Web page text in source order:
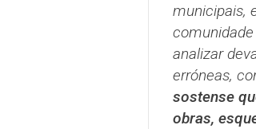
municipais,
analizar
erróneas,
sostense
obras,